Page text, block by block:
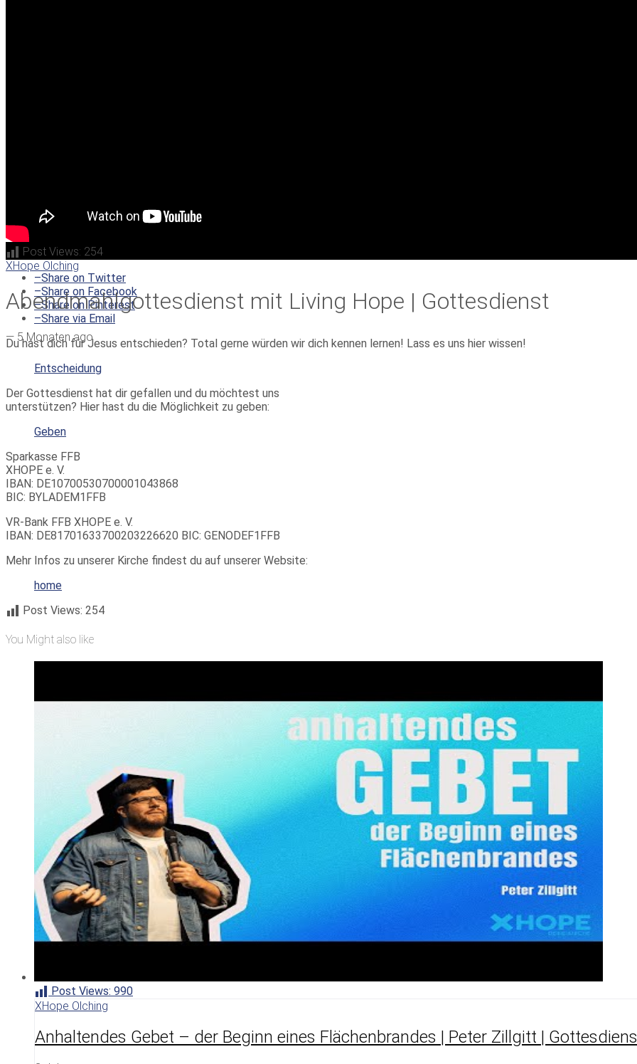
Post Views: 254
XHope Olching
Abendmahlgottesdienst mit Living Hope | Gottesdienst
— 5 Monaten ago
–Share on Twitter
–Share on Facebook
–Share on Pinterest
–Share via Email
Du hast dich für Jesus entschieden? Total gerne würden wir dich kennen lernen! Lass es uns hier wissen!
Entscheidung
Der Gottesdienst hat dir gefallen und du möchtest uns
unterstützen? Hier hast du die Möglichkeit zu geben:
Geben
Sparkasse FFB
XHOPE e. V.
IBAN: DE10700530700001043868
BIC: BYLADEM1FFB
VR-Bank FFB XHOPE e. V.
IBAN: DE81701633700203226620 BIC: GENODEF1FFB
Mehr Infos zu unserer Kirche findest du auf unserer Website:
home
Post Views: 254
You Might also like
Post Views: 990
XHope Olching
Anhaltendes Gebet – der Beginn eines Flächenbrandes | Peter Zillgitt |